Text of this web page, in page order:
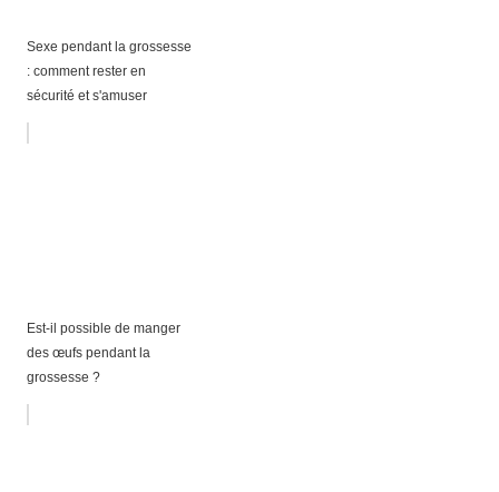
Sexe pendant la grossesse
: comment rester en
sécurité et s'amuser
Est-il possible de manger
des œufs pendant la
grossesse ?